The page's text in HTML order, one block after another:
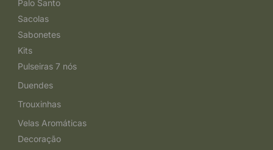
Palo Santo
Sacolas
Sabonetes
Kits
Pulseiras 7 nós
Duendes
Trouxinhas
Velas Aromáticas
Decoração